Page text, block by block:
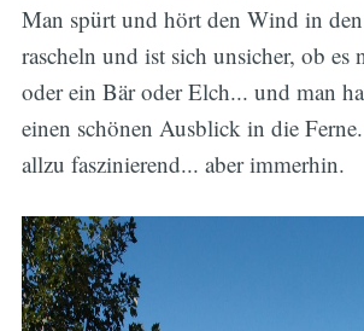
Man spürt und hört den Wind in
rascheln und ist sich unsicher, ob es
oder ein Bär oder Elch... und man
einen schönen Ausblick in die
allzu faszinierend... aber immerhin.